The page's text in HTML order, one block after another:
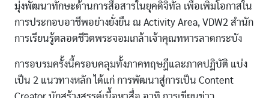
มุ่งพัฒนาทักษะด้านการสื่อสารในยุคดิจิทัล เพื่อเพิ่มโอกาสใน
การประกอบอาชีพอย่างยั่งยืน ณ Activity Area, VDW2 สำนัก
การเรียนรู้ตลอดชีวิตพระจอมเกล้าเจ้าคุณทหารลาดกระบัง
การอบรมครั้งนี้ครอบคลุมทั้งภาคทฤษฎีและภาคปฏิบัติ แบ่ง
เป็น 2 แนวทางหลัก ได้แก่ การพัฒนาสู่การเป็น Content